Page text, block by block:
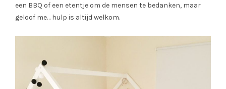
een BBQ of een etentje om de mensen te bedanken, maar
geloof me… hulp is altijd welkom.